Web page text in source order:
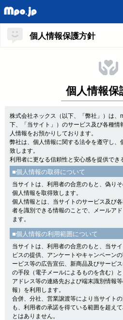
個人情報保護方針
個人情報保
株式会社ネックス（以下、「弊社」）は
下、「当サイト」）のサービス及び各種
人情報をお預かりしております。
弊社は、個人情報に関する法令を遵守し
致します。
利用者に更なる信頼性と安心感を提供でき
■個人情報の取得について
当サイトは、利用者の合意のもと、偽り
個人情報を取得致します。
個人情報とは、当サイトのサービス及び
者を識別できる情報のことで、メールア
ます。
■個人情報の利用範囲について
当サイトは、利用者の合意のもと、当サ
ビスの提供、アンケートやキャンペーン
ービス等の広告宣伝、新商品及びサービ
の手段（電子メールによるものを含む）
アドレス等の連絡先および端末識別情報
報）を利用します。
合併、分社、営業譲渡等により当サイト
も、利用者の承諾を得ている範囲を超え
とはありません。